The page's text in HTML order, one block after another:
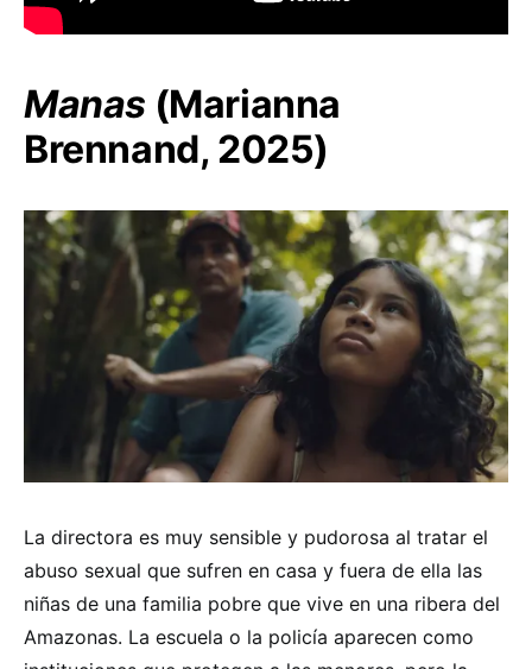
Manas (Marianna
Brennand, 2025)
La directora es muy sensible y pudorosa al tratar el
abuso sexual que sufren en casa y fuera de ella las
niñas de una familia pobre que vive en una ribera del
Amazonas. La escuela o la policía aparecen como